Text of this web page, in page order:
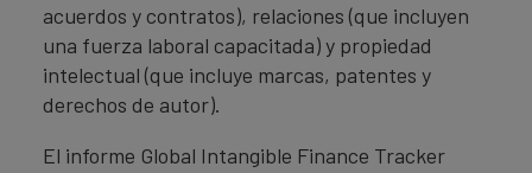
acuerdos y contratos), relaciones (que incluyen
una fuerza laboral capacitada) y propiedad
intelectual (que incluye marcas, patentes y
derechos de autor).
El informe Global Intangible Finance Tracker